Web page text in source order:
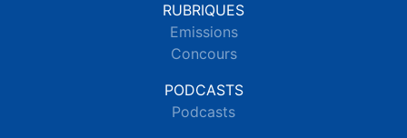
RUBRIQUES
Emissions
Concours
PODCASTS
Podcasts